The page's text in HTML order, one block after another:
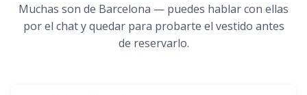
Muchas son de Barcelona — puedes hablar con ellas
por el chat y quedar para probarte el vestido antes
de reservarlo.